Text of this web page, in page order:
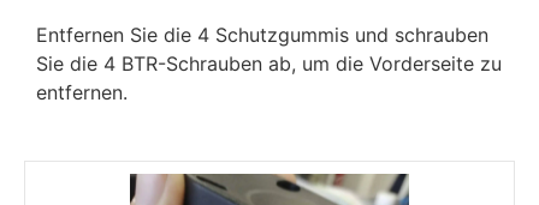
Entfernen Sie die 4 Schutzgummis und schrauben
Sie die 4 BTR-Schrauben ab, um die Vorderseite zu
entfernen.